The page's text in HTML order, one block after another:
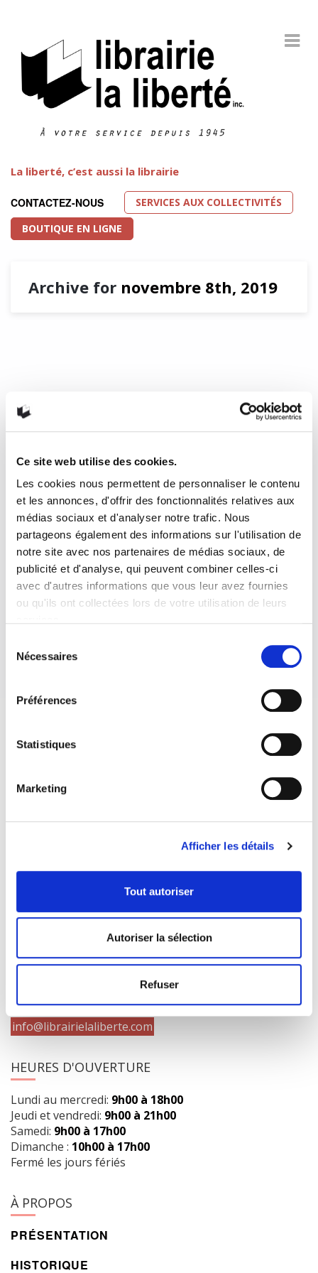
Ce site web utilise des cookies.
Les cookies nous permettent de personnaliser le contenu
et les annonces, d'offrir des fonctionnalités relatives aux
médias sociaux et d'analyser notre trafic. Nous
partageons également des informations sur l'utilisation de
notre site avec nos partenaires de médias sociaux, de
publicité et d'analyse, qui peuvent combiner celles-ci
avec d'autres informations que vous leur avez fournies
ou qu'ils ont collectées lors de votre utilisation de leurs
Nécessaires
Préférences
Statistiques
Marketing
Afficher les détails
Tout autoriser
Autoriser la sélection
Refuser
La liberté, c’est aussi la librairie
CONTACTEZ-NOUS
SERVICES AUX COLLECTIVITÉS
BOUTIQUE EN LIGNE
Archive for novembre 8th, 2019
Plus tôt cette semaine, le Prix spécial Fémina étranger 2019
était décerné à l’auteure irlandaise Edna O’Brien pour
l’ensemble de son œuvre. Celle qui, dans les années
Irlande natale avec son roman Les filles de la campagne
(The Country Girls), nous est revenue cet automne avec le
splendide Girl.
8 novembre 2019 2
1073 route de l'Église, Québec, QC G1V 3W2
418 658-3640
info@librairielaliberte.com
HEURES D'OUVERTURE
Lundi au mercredi: 9h00 à 18h00
Jeudi et vendredi: 9h00 à 21h00
Samedi: 9h00 à 17h00
Dimanche : 10h00 à 17h00
Fermé les jours fériés
À PROPOS
PRÉSENTATION
HISTORIQUE